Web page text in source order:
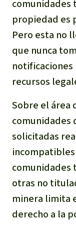
comunidades
propiedad es
Pero esta no
que nunca
recursos
Sobre el área
comunidades
solicitadas
comunidades
otras no
minera limita
derecho a la